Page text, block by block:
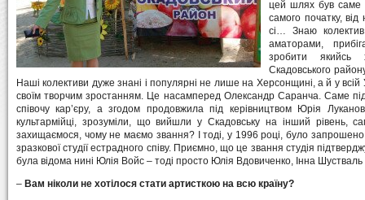
цей шлях був саме
самого початку,
сі… Знаю
аматорами,
зробити якийсь
Скадовського
Наші колективи дуже знані і популярні не лише на Херсонщині, а й у всій
своїм творчим зростанням. Це насамперед Олександр Саранча. Саме
співочу кар’єру, а згодом продовжила під керівництвом Юрія
культармійці, зрозуміли, що вийшли у Скадовську на інший
захищаємося, чому не маємо звання? І тоді, у 1996 році, було
зразкової студії естрадного співу. Приємно, що це звання студія
була відома нині Юлія Войс – тоді просто Юлія Вдовиченко, Інна Шустваль
– Вам ніколи не хотілося стати артисткою на всю країну?